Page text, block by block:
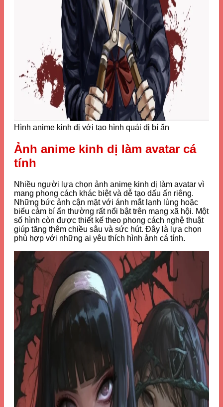
Hình anime kinh dị với tạo hình quái dị bí ẩn
Ảnh anime kinh dị làm avatar cá
tính
Nhiều người lựa chọn ảnh anime kinh dị làm avatar vì
mang phong cách khác biệt và dễ tạo dấu ấn riêng.
Những bức ảnh cận mặt với ánh mắt lạnh lùng hoặc
biểu cảm bí ẩn thường rất nổi bật trên mạng xã hội. Một
số hình còn được thiết kế theo phong cách nghệ thuật
giúp tăng thêm chiều sâu và sức hút. Đây là lựa chọn
phù hợp với những ai yêu thích hình ảnh cá tính.